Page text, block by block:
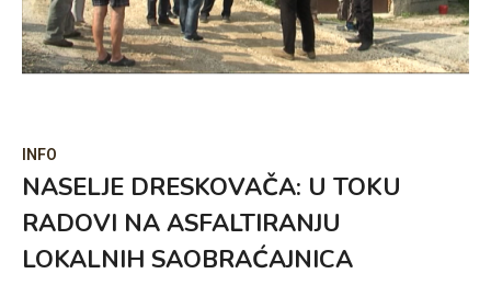
INFO
NASELJE DRESKOVAČA: U TOKU
RADOVI NA ASFALTIRANJU
LOKALNIH SAOBRAĆAJNICA